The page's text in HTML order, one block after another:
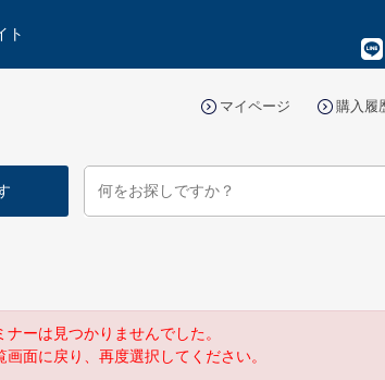
ト
マイページ 購入履
ナーは見つかりませんでした。
画面に戻り、再度選択してください。